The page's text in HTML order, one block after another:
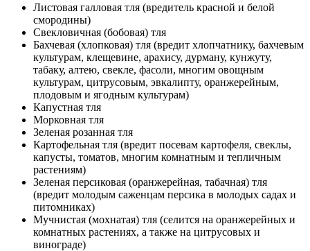
Листовая галловая тля (вредитель красной и белой
смородины)
Свекловичная (бобовая) тля
Бахчевая (хлопковая) тля (вредит хлопчатнику, бахчевым
культурам, клещевине, арахису, дурману, кунжуту,
табаку, алтею, свекле, фасоли, многим овощным
культурам, цитрусовым, эвкалипту, оранжерейным,
плодовым и ягодным культурам)
Капустная тля
Морковная тля
Зеленая розанная тля
Картофельная тля (вредит посевам картофеля, свеклы,
капусты, томатов, многим комнатным и тепличным
растениям)
Зеленая персиковая (оранжерейная, табачная) тля
(вредит молодым саженцам персика в молодых садах и
питомниках)
Мучнистая (мохнатая) тля (селится на оранжерейных и
комнатных растениях, а также на цитрусовых и
винограде)